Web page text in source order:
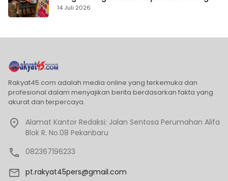
14 Juli 2026
Rakyat45.com adalah media online yang terkemuka dan
profesional dalam menyajikan berita berdasarkan fakta yang
akurat dan terpercaya.
Alamat Kantor Redaksi: Jalan Sentosa Perumahan Alifa
Blok R. No.08 Pekanbaru
082367196233
pt.rakyat45pers@gmail.com